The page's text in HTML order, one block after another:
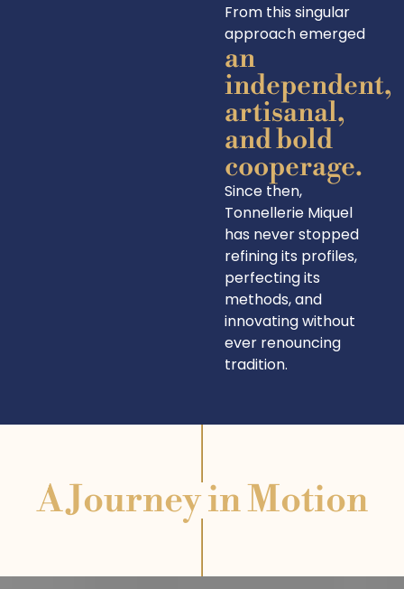
From this singular
approach emerged
an
independent,
artisanal,
and bold
cooperage.
Since then,
Tonnellerie Miquel
has never stopped
refining its profiles,
perfecting its
methods, and
innovating without
ever renouncing
tradition.
A Journey in Motion